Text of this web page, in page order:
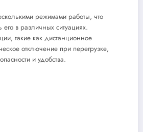
режимами работы, что
его в различных ситуациях.
такие как дистанционное
отключение при перегрузке,
и удобства.